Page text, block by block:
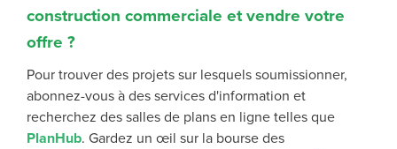
construction commerciale et vendre votre
offre ?
Pour trouver des projets sur lesquels soumissionner,
abonnez-vous à des services d'information et
recherchez des salles de plans en ligne telles que
PlanHub. Gardez un œil sur la bourse des